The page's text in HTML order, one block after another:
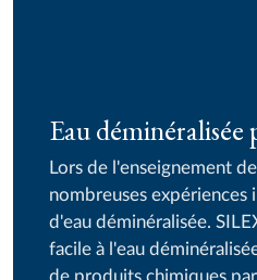
Eau déminéralisée
Lors de l'enseignement
nombreuses
d'eau déminéralisée.
facile à l'eau